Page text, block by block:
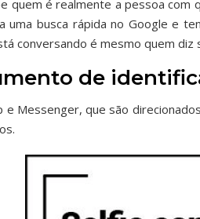
quem é realmente a pessoa com
uma busca rápida no Google e
conversando é mesmo quem diz
de
e Messenger, que são